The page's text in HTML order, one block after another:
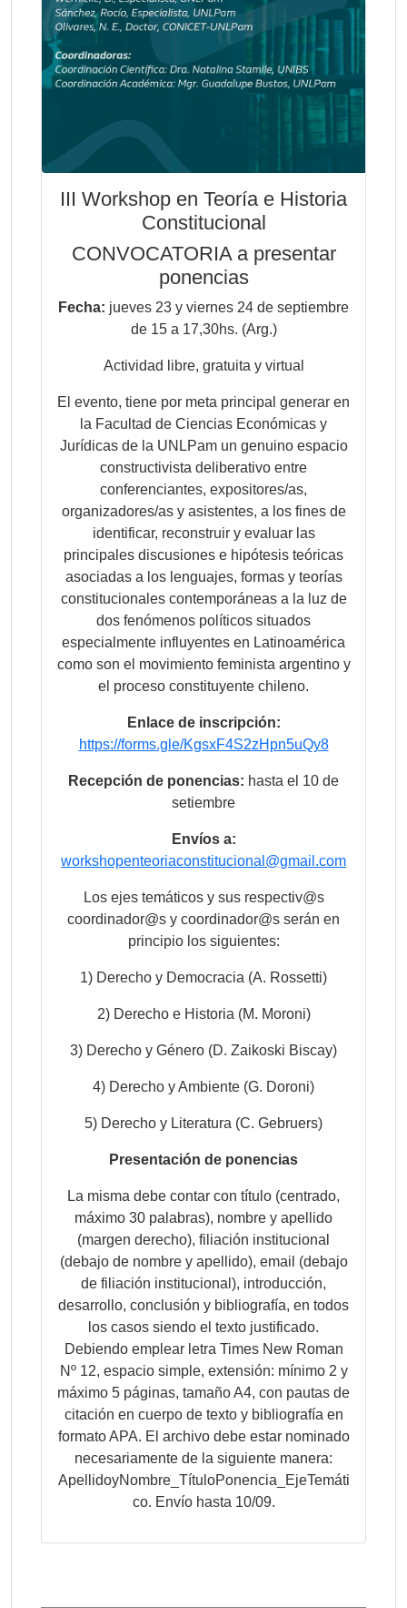
III Workshop en Teoría e Historia
Constitucional
CONVOCATORIA a presentar
ponencias
Fecha: jueves 23 y viernes 24 de septiembre
de 15 a 17,30hs. (Arg.)
Actividad libre, gratuita y virtual
El evento, tiene por meta principal generar en
la Facultad de Ciencias Económicas y
Jurídicas de la UNLPam un genuino espacio
constructivista deliberativo entre
conferenciantes, expositores/as,
organizadores/as y asistentes, a los fines de
identificar, reconstruir y evaluar las
principales discusiones e hipótesis teóricas
asociadas a los lenguajes, formas y teorías
constitucionales contemporáneas a la luz de
dos fenómenos políticos situados
especialmente influyentes en Latinoamérica
como son el movimiento feminista argentino y
el proceso constituyente chileno.
Enlace de inscripción:
https://forms.gle/KgsxF4S2zHpn5uQy8
Recepción de ponencias: hasta el 10 de
setiembre
Envíos a:
workshopenteoriaconstitucional@gmail.com
Los ejes temáticos y sus respectiv@s
coordinador@s y coordinador@s serán en
principio los siguientes:
1) Derecho y Democracia (A. Rossetti)
2) Derecho e Historia (M. Moroni)
3) Derecho y Género (D. Zaikoski Biscay)
4) Derecho y Ambiente (G. Doroni)
5) Derecho y Literatura (C. Gebruers)
Presentación de ponencias
La misma debe contar con título (centrado,
máximo 30 palabras), nombre y apellido
(margen derecho), filiación institucional
(debajo de nombre y apellido), email (debajo
de filiación institucional), introducción,
desarrollo, conclusión y bibliografía, en todos
los casos siendo el texto justificado.
Debiendo emplear letra Times New Roman
Nº 12, espacio simple, extensión: mínimo 2 y
máximo 5 páginas, tamaño A4, con pautas de
citación en cuerpo de texto y bibliografía en
formato APA. El archivo debe estar nominado
necesariamente de la siguiente manera:
ApellidoyNombre_TítuloPonencia_EjeTemáti
co. Envío hasta 10/09.